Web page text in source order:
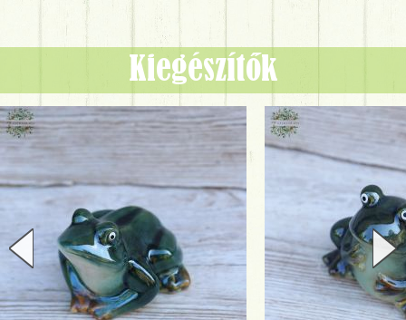
Kiegészítők